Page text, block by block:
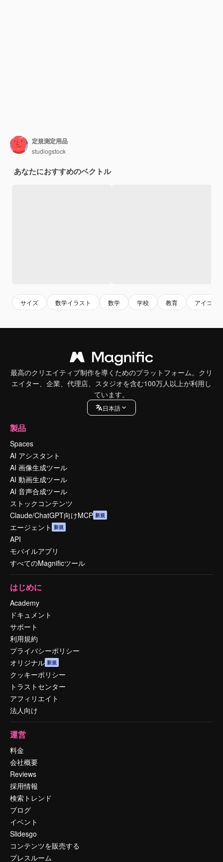
定規測定用品
studiogstock
あなたにおすすめのベクトル
サイズ 数学イラスト 数学 学校 教育 アイコン
最高のクリエイティブ制作を導くためのプラットフォーム。クリ
エイター、企業、代理店、スタジオを含む100万人以上が利用し
ています。
日本語
製品
Spaces
AI アシスタント
AI 画像生成ツール
AI 動画生成ツール
AI 音声合成ツール
ストックコンテンツ
Claude/ChatGPT向けMCP 新規
エージェント 新規
API
モバイルアプリ
すべてのMagnificツール
はじめに
Academy
ドキュメント
サポート
利用規約
プライバシーポリシー
オリジナル 新規
クッキーポリシー
トラストセンター
アフィリエイト
法人向け
運営
料金
会社概要
Reviews
採用情報
検索トレンド
ブログ
イベント
Slidesgo
コンテンツを販売する
プレスルーム